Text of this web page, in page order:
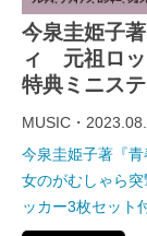
今泉圭姫子
ィ 元祖ロッ
特典ミニス
MUSIC・
今泉圭姫子著『
女のがむしゃら
ッカー3枚セット